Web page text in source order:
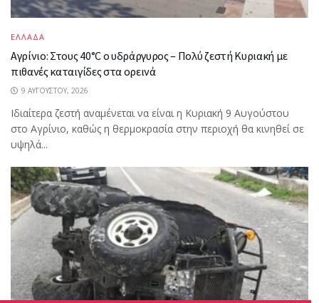
ΕΛΛΑΔΑ
Αγρίνιο: Στους 40°C ο υδράργυρος – Πολύ ζεστή Κυριακή με
πιθανές καταιγίδες στα ορεινά
9 ΑΥΓΟΎΣΤΟΥ, 2026
Ιδιαίτερα ζεστή αναμένεται να είναι η Κυριακή 9 Αυγούστου
στο Αγρίνιο, καθώς η θερμοκρασία στην περιοχή θα κινηθεί σε
υψηλά...